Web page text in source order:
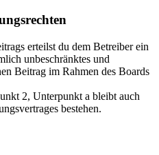
erteilst du dem Betreiber ein
unbeschränktes und
Beitrag im Rahmen des Boards
2, Unterpunkt a bleibt auch
bestehen.